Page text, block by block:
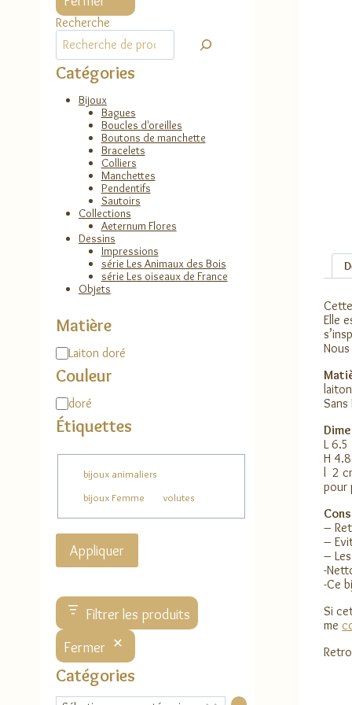
Elle
L 6.5
H
l 2
pour
–
–
–
-
-Ce
Si
me
Recherche
Catégories
Bijoux
Bagues
Boucles d'oreilles
Boutons de manchette
Bracelets
Colliers
Manchettes
Pendentifs
Sautoirs
Collections
Aeternum Flores
Dessins
Impressions
série Les Animaux des Bois
série Les oiseaux de France
Objets
Matière
Matière
Laiton doré
Couleur
Couleur
doré
Étiquettes
Étiquette
bijoux animaliers
bijoux Femme volutes
Appliquer
Filtrer les produits
Fermer
Catégories
Sélectionner